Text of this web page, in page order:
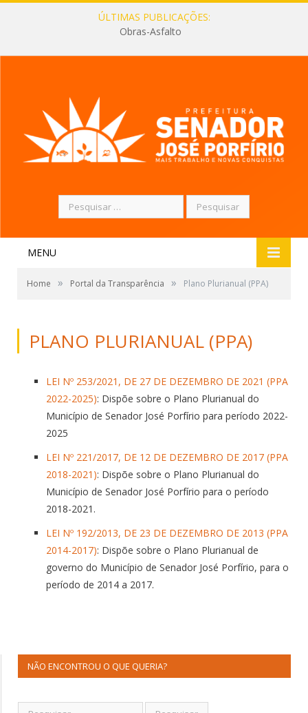
ÚLTIMAS PUBLICAÇÕES:
Obras-Asfalto
Pesquisar
por:
MENU
Home » Portal da Transparência » Plano Plurianual (PPA)
PLANO PLURIANUAL (PPA)
LEI Nº 253/2021, DE 27 DE DEZEMBRO DE 2021 (PPA
2022-2025): Dispõe sobre o Plano Plurianual do
Município de Senador José Porfírio para período 2022-
2025
LEI Nº 221/2017, DE 12 DE DEZEMBRO DE 2017 (PPA
2018-2021): Dispõe sobre o Plano Plurianual do
Município de Senador José Porfírio para o período
2018-2021.
LEI Nº 192/2013, DE 23 DE DEZEMBRO DE 2013 (PPA
2014-2017): Dispõe sobre o Plano Plurianual de
governo do Município de Senador José Porfírio, para o
período de 2014 a 2017.
NÃO ENCONTROU O QUE QUERIA?